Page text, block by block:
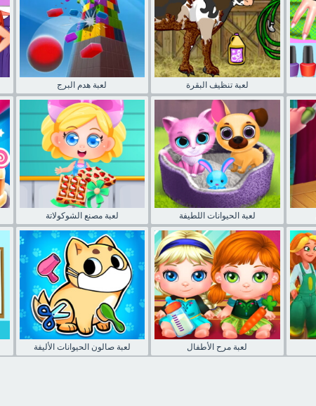
لعبة هدم البرج لعبة تنظيف البقرة
لعبة مصنع الشوكولاتة لعبة الحيوانات اللطيفة
لعبة صالون الحيوانات الأليفة لعبة مرح الأطفال